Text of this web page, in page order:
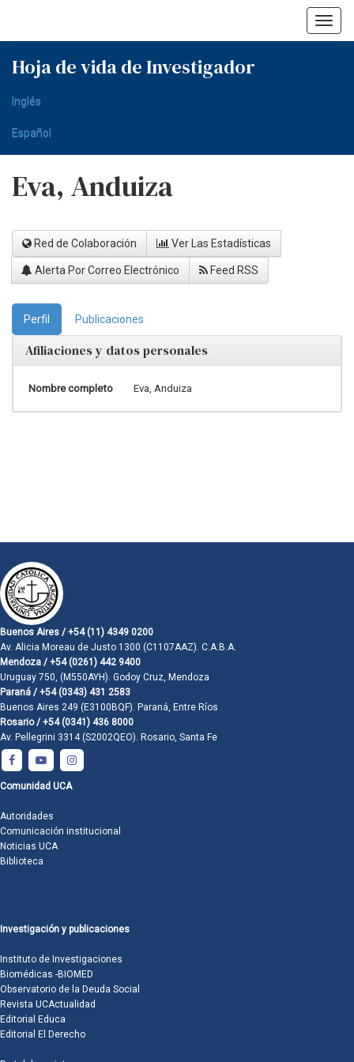
Hoja de vida de Investigador
Inglés
Español
Eva, Anduiza
Red de Colaboración Ver Las Estadísticas
Alerta Por Correo Electrónico Feed RSS
Perfil Publicaciones
Afiliaciones y datos personales
Nombre completo Eva, Anduiza
Buenos Aires / +54 (11) 4349 0200
Av. Alicia Moreau de Justo 1300 (C1107AAZ). C.A.B.A.
Mendoza / +54 (0261) 442 9400
Uruguay 750, (M550AYH). Godoy Cruz, Mendoza
Paraná / +54 (0343) 431 2583
Buenos Aires 249 (E3100BQF). Paraná, Entre Ríos
Rosario / +54 (0341) 436 8000
Av. Pellegrini 3314 (S2002QEO). Rosario, Santa Fe
Comunidad UCA
Autoridades
Comunicación institucional
Noticias UCA
Biblioteca
Investigación y publicaciones
Instituto de Investigaciones
Biomédicas -BIOMED
Observatorio de la Deuda Social
Revista UCActualidad
Editorial Educa
Editorial El Derecho